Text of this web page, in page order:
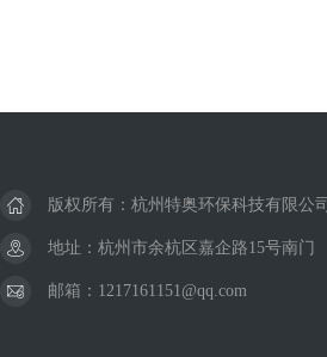
版权所有：杭州特奥环保科技有限公司
地址：杭州市余杭区嘉企路15号南门
邮箱：1217161151@qq.com